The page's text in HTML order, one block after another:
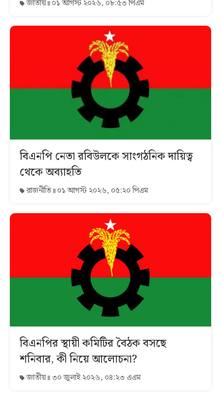
জাতীয় ০১ আগস্ট ২০২৬, ০৮:৫৩ পিএম
বিএনপি নেতা রবিউলকে সাংগঠনিক দায়িত্ব
থেকে অব্যাহতি
রাজনীতি ০১ আগস্ট ২০২৬, ০৫:২০ পিএম
বিএনপির স্থায়ী কমিটির বৈঠক বসছে
শনিবার, কী নিয়ে আলোচনা?
জাতীয় ৩০ জুলাই ২০২৬, ০৪:২৩ এএম